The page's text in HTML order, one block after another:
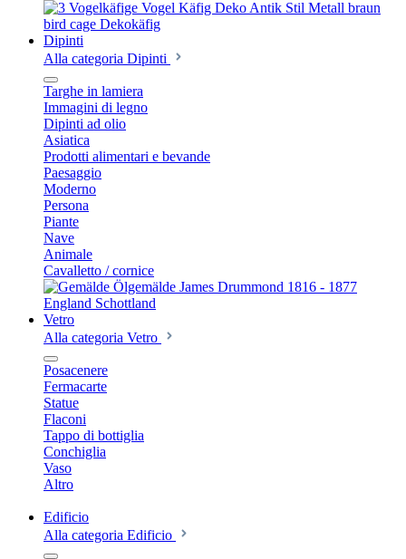
Dipinti
Alla categoria Dipinti
Targhe in lamiera
Immagini di legno
Dipinti ad olio
Asiatica
Prodotti alimentari e bevande
Paesaggio
Moderno
Persona
Piante
Nave
Animale
Cavalletto / cornice
Vetro
Alla categoria Vetro
Posacenere
Fermacarte
Statue
Flaconi
Tappo di bottiglia
Conchiglia
Vaso
Altro
Edificio
Alla categoria Edificio